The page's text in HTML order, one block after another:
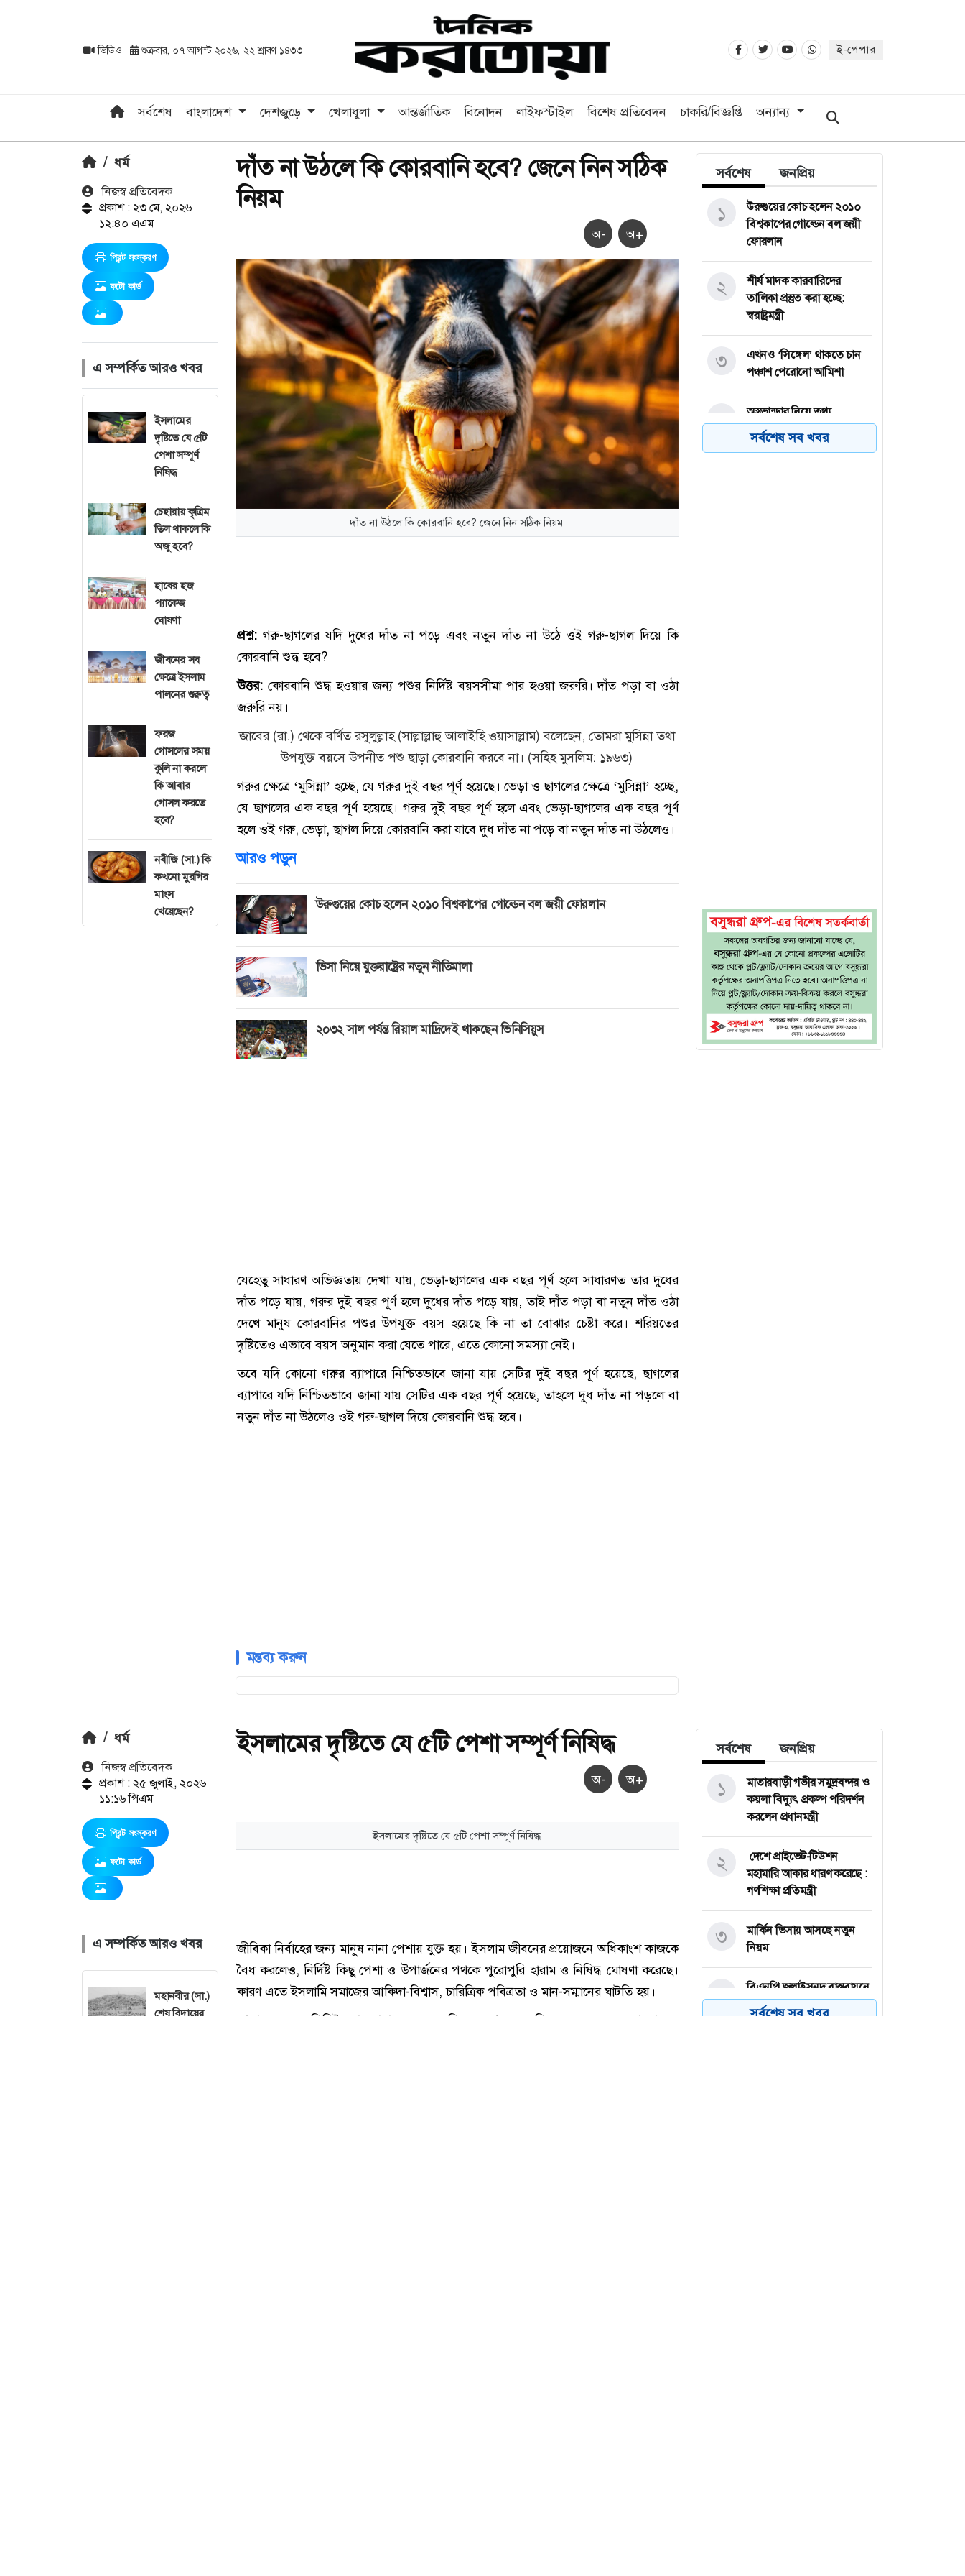
ভিডিও শুক্রবার, ০৭ আগস্ট ২০২৬, ২২ শ্রাবণ ১৪৩৩ ই-পেপার
সর্বশেষ বাংলাদেশ দেশজুড়ে খেলাধুলা আন্তর্জাতিক বিনোদন লাইফস্টাইল বিশেষ প্রতিবেদন চাকরি/বিজ্ঞপ্তি অন্যান্য
/ ধর্ম
নিজস্ব প্রতিবেদক
প্রকাশ : ২৩ মে, ২০২৬
১২:৪০ এএম
প্রিন্ট সংস্করণ
ফটো কার্ড
এ সম্পর্কিত আরও খবর
ইসলামের
দৃষ্টিতে যে ৫টি
পেশা সম্পূর্ণ
নিষিদ্ধ
চেহারায় কৃত্রিম
তিল থাকলে কি
অজু হবে?
হাবের হজ
প্যাকেজ
ঘোষণা
জীবনের সব
ক্ষেত্রে ইসলাম
পালনের গুরুত্ব
ফরজ
গোসলের সময়
কুলি না করলে
কি আবার
গোসল করতে
হবে?
নবীজি (সা.) কি
কখনো মুরগির
মাংস
খেয়েছেন?
দাঁত না উঠলে কি কোরবানি হবে? জেনে নিন সঠিক
নিয়ম
অ- অ+
দাঁত না উঠলে কি কোরবানি হবে? জেনে নিন সঠিক নিয়ম
প্রশ্ন:গরু-ছাগলের যদি দুধের দাঁত না পড়ে এবং নতুন দাঁত না উঠে ওই গরু-ছাগল দিয়ে কি
কোরবানি শুদ্ধ হবে?
উত্তর:কোরবানি শুদ্ধ হওয়ার জন্য পশুর নির্দিষ্ট বয়সসীমা পার হওয়া জরুরি। দাঁত পড়া বা ওঠা
জরুরি নয়।
জাবের (রা.) থেকে বর্ণিত রসুলুল্লাহ (সাল্লাল্লাহু আলাইহি ওয়াসাল্লাম) বলেছেন, তোমরা মুসিন্না তথা
উপযুক্ত বয়সে উপনীত পশু ছাড়া কোরবানি করবে না। (সহিহ মুসলিম: ১৯৬৩)
গরুর ক্ষেত্রে ‘মুসিন্না’ হচ্ছে, যে গরুর দুই বছর পূর্ণ হয়েছে। ভেড়া ও ছাগলের ক্ষেত্রে ‘মুসিন্না’ হচ্ছে,
যে ছাগলের এক বছর পূর্ণ হয়েছে। গরুর দুই বছর পূর্ণ হলে এবং ভেড়া-ছাগলের এক বছর পূর্ণ
হলে ওই গরু, ভেড়া, ছাগল দিয়ে কোরবানি করা যাবে দুধ দাঁত না পড়ে বা নতুন দাঁত না উঠলেও।
আরও পড়ুন
উরুগুয়ের কোচ হলেন ২০১০ বিশ্বকাপের গোল্ডেন বল জয়ী ফোরলান
ভিসা নিয়ে যুক্তরাষ্ট্রের নতুন নীতিমালা
২০৩২ সাল পর্যন্ত রিয়াল মাদ্রিদেই থাকছেন ভিনিসিয়ুস
যেহেতু সাধারণ অভিজ্ঞতায় দেখা যায়, ভেড়া-ছাগলের এক বছর পূর্ণ হলে সাধারণত তার দুধের
দাঁত পড়ে যায়, গরুর দুই বছর পূর্ণ হলে দুধের দাঁত পড়ে যায়, তাই দাঁত পড়া বা নতুন দাঁত ওঠা
দেখে মানুষ কোরবানির পশুর উপযুক্ত বয়স হয়েছে কি না তা বোঝার চেষ্টা করে। শরিয়তের
দৃষ্টিতেও এভাবে বয়স অনুমান করা যেতে পারে, এতে কোনো সমস্যা নেই।
তবে যদি কোনো গরুর ব্যাপারে নিশ্চিতভাবে জানা যায় সেটির দুই বছর পূর্ণ হয়েছে, ছাগলের
ব্যাপারে যদি নিশ্চিতভাবে জানা যায় সেটির এক বছর পূর্ণ হয়েছে, তাহলে দুধ দাঁত না পড়লে বা
নতুন দাঁত না উঠলেও ওই গরু-ছাগল দিয়ে কোরবানি শুদ্ধ হবে।
মন্তব্য করুন
সর্বশেষ জনপ্রিয়
উরুগুয়ের কোচ হলেন ২০১০
বিশ্বকাপের গোল্ডেন বল জয়ী
ফোরলান
১
শীর্ষ মাদক কারবারিদের
তালিকা প্রস্তুত করা হচ্ছে:
স্বরাষ্ট্রমন্ত্রী
২
এখনও ‘সিঙ্গেল’ থাকতে চান
পঞ্চাশ পেরোনো আমিশা
৩
অস্ত্রভান্ডার নিয়ে তথ্য
ফাঁসকারীদের কারাদণ্ডের
হুঁশিয়ারি ট্রাম্পের
৪
সর্বশেষ সব খবর
/ ধর্ম
নিজস্ব প্রতিবেদক
প্রকাশ : ২৫ জুলাই, ২০২৬
১১:১৬ পিএম
প্রিন্ট সংস্করণ
ফটো কার্ড
এ সম্পর্কিত আরও খবর
মহানবীর (সা.)
শেষ বিদায়ের
ইসলামের দৃষ্টিতে যে ৫টি পেশা সম্পূর্ণ নিষিদ্ধ
অ- অ+
সর্বশেষ জনপ্রিয়
মাতারবাড়ী গভীর সমুদ্রবন্দর ও
কয়লা বিদ্যুৎ প্রকল্প পরিদর্শন
করলেন প্রধানমন্ত্রী
১
দেশে প্রাইভেট-টিউশন
মহামারি আকার ধারণ করেছে :
গণশিক্ষা প্রতিমন্ত্রী
২
মার্কিন ভিসায় আসছে নতুন
নিয়ম
৩
বিএনপি জুলাইসনদ বাস্তবায়নে
আগ্রহ না দেখানোয় রাষ্ট্রপতি
প্রার্থী দেওয়া হয়েছে : নাহিদ
৪
সর্বশেষ সব খবর